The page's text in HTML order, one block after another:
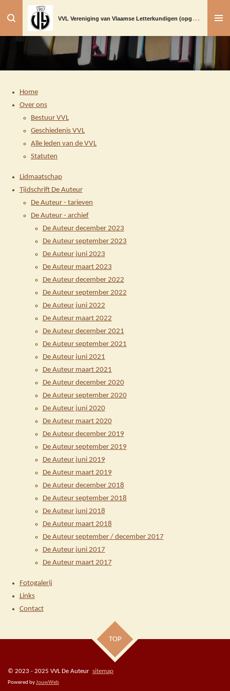
direct
naar
V
VL Vereniging van Vlaamse Letterkundigen (opgericht in 1907)
Home
Over ons
Bestuur VVL
Geschiedenis VVL
Alle leden van de VVL
Statuten
Lidmaatschap
Tijdschrift De Auteur
De Auteur - tarieven
De Auteur - archief
De Auteur december 2023
De Auteur september 2023
De Auteur juni 2023
De Auteur maart 2023
De Auteur december 2022
De Auteur september 2022
De Auteur juni 2022
De Auteur maart 2022
De Auteur december 2021
De Auteur september 2021
De Auteur juni 2021
De Auteur maart 2021
De Auteur december 2020
De Auteur september 2020
De Auteur juni 2020
De Auteur maart 2020
De Auteur december 2019
De Auteur september 2019
De Auteur juni 2019
De Auteur maart 2019
De Auteur december 2018
De Auteur september 2018
De Auteur juni 2018
De Auteur maart 2018
De Auteur september / december 2017
De Auteur juni 2017
De Auteur maart 2017
Fotogalerij
Links
Contact
TOP
© 2023 - 2025 VVL De Auteur sitemap
Powered byJouwWeb